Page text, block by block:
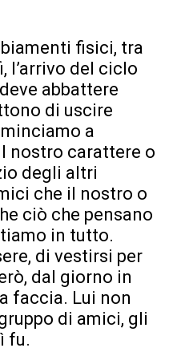
fisici, tra
l’arrivo del ciclo
abbattere
di uscire
a
nostro carattere o
degli altri
che il nostro o
ciò che pensano
in tutto.
di vestirsi per
dal giorno in
faccia. Lui non
di amici, gli
fu.